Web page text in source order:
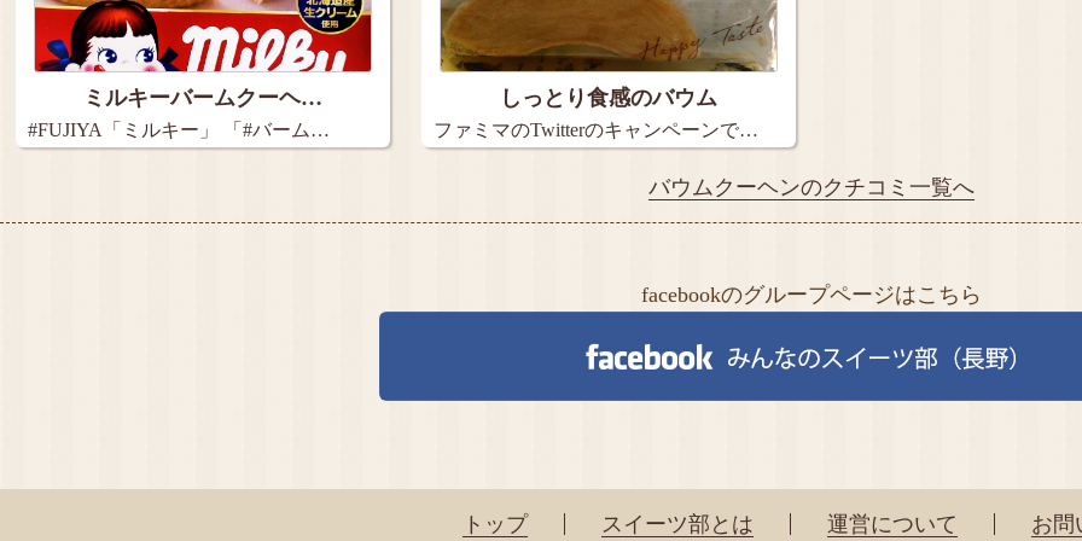
ミルキーバームクーヘ…
#FUJIYA「ミルキー」 「#バーム…
しっとり食感のバウム
ファミマのTwitterのキャンペーンで…
バウムクーヘンのクチコミ一覧へ
facebookのグループページはこちら
トップ スイーツ部とは 運営について お問